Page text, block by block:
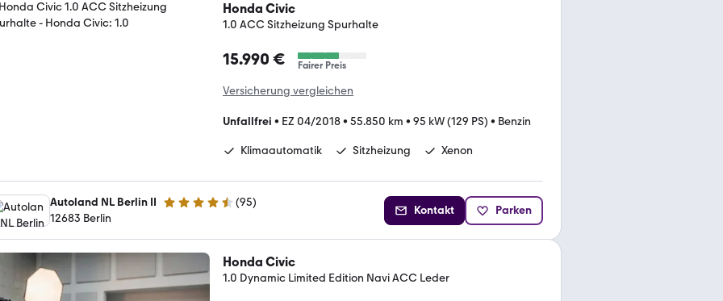
Honda Civic
1.0 ACC Sitzheizung Spurhalte
15.990 € Fairer Preis
Versicherung vergleichen
Unfallfrei • EZ 04/2018• 55.850 km • 95 kW (129 PS) • Benzin
Klimaautomatik Sitzheizung Xenon
Autoland NL Berlin II 4.7 Sterne (95)
12683 Berlin
Kontakt Parken
Honda Civic
1.0 Dynamic Limited Edition Navi ACC Leder